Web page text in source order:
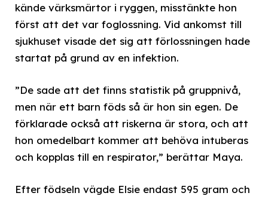
kände värksmärtor i ryggen, misstänkte hon
först att det var foglossning. Vid ankomst till
sjukhuset visade det sig att förlossningen hade
startat på grund av en infektion.
”De sade att det finns statistik på gruppnivå,
men när ett barn föds så är hon sin egen. De
förklarade också att riskerna är stora, och att
hon omedelbart kommer att behöva intuberas
och kopplas till en respirator,” berättar Maya.
Efter födseln vägde Elsie endast 595 gram och